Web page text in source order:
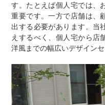
す。たとえば個人宅では、
重要です。一方で店舗は、
出する必要があります。当
えするべく、個人宅から店
洋風までの幅広いデザイン